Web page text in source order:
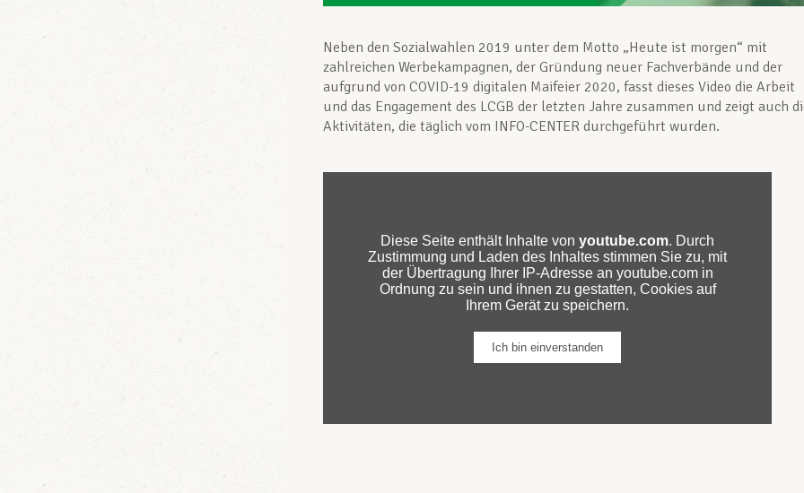
Neben den Sozialwahlen 2019 unter dem Motto „Heute ist morgen“ mit
zahlreichen Werbekampagnen, der Gründung neuer Fachverbände und der
aufgrund von COVID-19 digitalen Maifeier 2020, fasst dieses Video die Arbeit
und das Engagement des LCGB der letzten Jahre zusammen und zeigt auch
Aktivitäten, die täglich vom INFO-CENTER durchgeführt wurden.